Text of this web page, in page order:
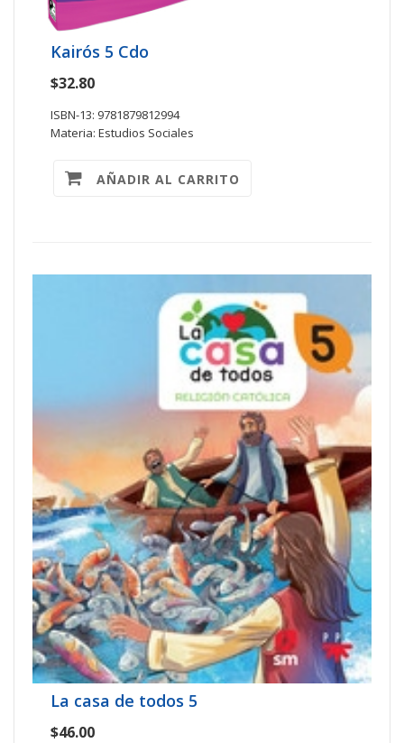
Kairós 5 Cdo
$32.80
ISBN-13: 9781879812994
Materia: Estudios Sociales
AÑADIR AL CARRITO
La casa de todos 5
$46.00